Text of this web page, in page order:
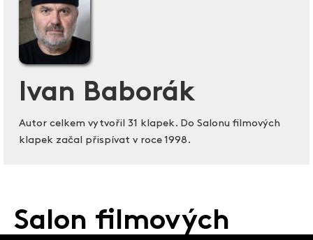
Ivan Baborák
Autor celkem vytvořil 31 klapek. Do Salonu filmových
klapek začal přispívat v roce 1998.
Salon filmových